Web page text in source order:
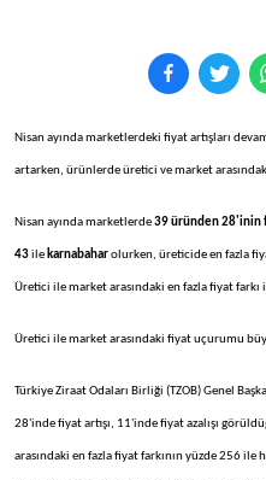
Nisan ayında marketlerdeki fiyat artışları
artarken, ürünlerde üretici ve market
Nisan ayında marketlerde39 üründen 28'inin
43ile karnabaharolurken, üreticide en fazla
Üretici ile market arasındaki en fazla fiyat farkı
Üretici ile market arasındaki fiyat uçurumu
Türkiye Ziraat Odaları Birliği (TZOB) Genel
28'inde fiyat artışı, 11'inde fiyat azalışı
arasındaki en fazla fiyat farkının yüzde 256